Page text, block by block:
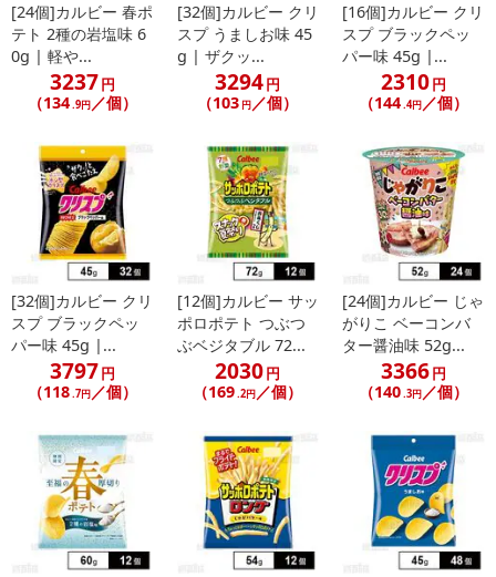
[24個]カルビー 春ポ
テト 2種の岩塩味 6
0g | 軽や...
3237円
（134.9円／個）
[32個]カルビー クリ
スプ うましお味 45
g | ザクッ...
3294円
（103 円／個）
[16個]カルビー クリ
スプ ブラックペッ
パー味 45g |...
2310円
（144.4円／個）
[32個]カルビー クリ
スプ ブラックペッ
パー味 45g |...
3797円
（118.7円／個）
[12個]カルビー サッ
ポロポテト つぶつ
ぶベジタブル 72...
2030円
（169.2円／個）
[24個]カルビー じゃ
がりこ ベーコンバ
ター醤油味 52g...
3366円
（140.3円／個）